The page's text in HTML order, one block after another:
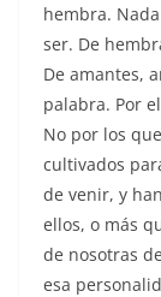
hembra.
ser. De
De amantes,
palabra. Por
No por los
cultivados
de venir, y
ellos, o más
de nosotras
esa